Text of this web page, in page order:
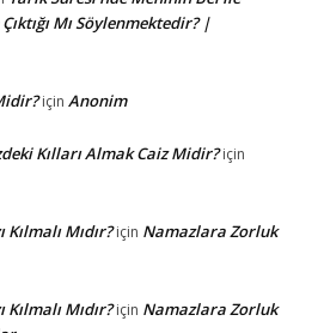
Mı Söylenmektedir? |
için Anonim
Kılları Almak Caiz Midir?için
Mıdır?için Namazlara Zorluk
Mıdır?için Namazlara Zorluk